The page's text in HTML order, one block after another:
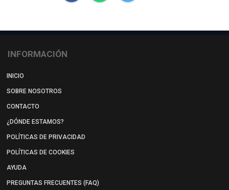
INFORMACIÓN
INICIO
SOBRE NOSOTROS
CONTACTO
¿DÓNDE ESTAMOS?
POLÍTICAS DE PRIVACIDAD
POLÍTICAS DE COOKIES
AYUDA
PREGUNTAS FRECUENTES (FAQ)